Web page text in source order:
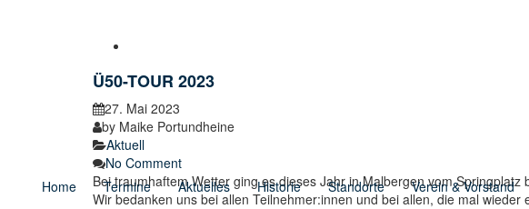
Home Termine Aktuelles Historie Standorte Verein & Vorstand
Ü50-TOUR 2023
27. Mai 2023
by Maike Portundheine
Aktuell
No Comment
Bei traumhaftem Wetter ging es dieses Jahr in Malbergen vom Springplatz
Wir bedanken uns bei allen Teilnehmer:innen und bei allen, die mal